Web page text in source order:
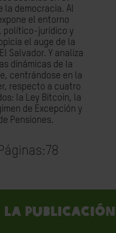
la democracia. Al
el entorno
político-jurídico y
el auge de la
Salvador. Y analiza
dinámicas de la
centrándose en la
respecto a cuatro
la Ley Bitcoin, la
de Excepción y
Pensiones.
78
la publicación